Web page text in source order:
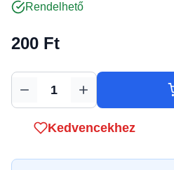
Rendelhető
200 Ft
Mennyiség
Kedvencekhez